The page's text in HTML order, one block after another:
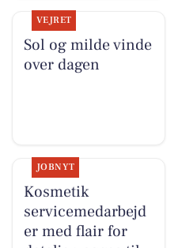
VEJRET
Sol og milde vinde
over dagen
JOBNYT
Kosmetik
servicemedarbejd
er med flair for